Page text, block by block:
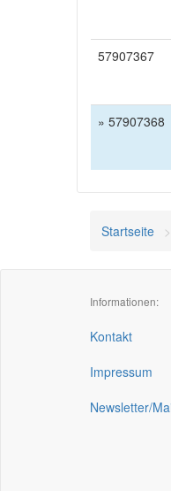
57907367
» 57907368
Startseite
Informationen:
Kontakt
Impressum
Newsletter/